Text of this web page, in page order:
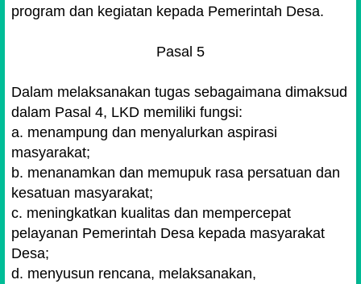
program dan kegiatan kepada Pemerintah Desa.
Pasal 5
Dalam melaksanakan tugas sebagaimana dimaksud
dalam Pasal 4, LKD memiliki fungsi:
a. menampung dan menyalurkan aspirasi
masyarakat;
b. menanamkan dan memupuk rasa persatuan dan
kesatuan masyarakat;
c. meningkatkan kualitas dan mempercepat
pelayanan Pemerintah Desa kepada masyarakat
Desa;
d. menyusun rencana, melaksanakan,